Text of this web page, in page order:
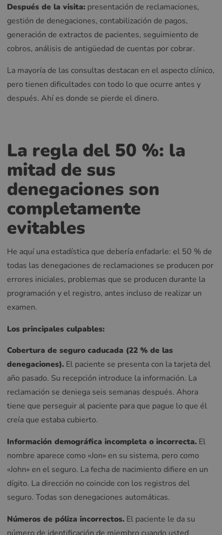
Después de la visita: presentación de reclamaciones,
gestión de denegaciones, contabilización de pagos,
generación de extractos de pacientes, seguimiento de
cobros, análisis de antigüedad de cuentas por cobrar.
La mayoría de las consultas destacan en el aspecto clínico,
pero tienen dificultades con todo lo que ocurre antes y
después. Ahí es donde se pierde el dinero.
La regla del 50 %: la
mitad de sus
denegaciones son
completamente
evitables
He aquí una estadística que debería enfadarle: el 50 % de
todas las denegaciones de reclamaciones se producen por
errores iniciales, problemas que se producen durante la
programación y el registro, antes incluso de realizar un
examen.
Los principales culpables:
Cobertura de seguro caducada (22 % de las
denegaciones). El paciente se presenta con la tarjeta del
año pasado. Su recepción introduce la información. La
reclamación se deniega seis semanas después. Ahora
tiene que perseguir al paciente para que pague lo que él
creía que estaba cubierto.
Información demográfica incompleta o incorrecta. El
nombre aparece como «Jon» en su sistema, pero como
«John» en el seguro. La fecha de nacimiento difiere en un
dígito. La dirección no coincide con los registros del
seguro. Todas son denegaciones automáticas.
Números de póliza incorrectos. El paciente le da su